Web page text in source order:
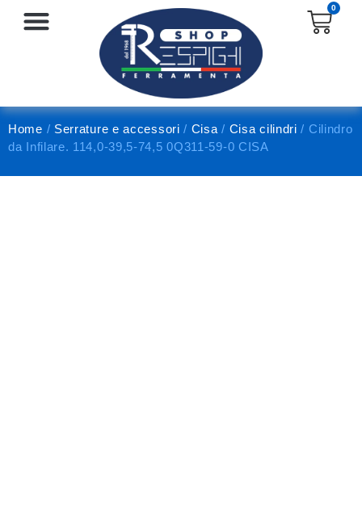
0
Home / Serrature e accessori / Cisa / Cisa cilindri / Cilindro
da Infilare. 114,0-39,5-74,5 0Q311-59-0 CISA